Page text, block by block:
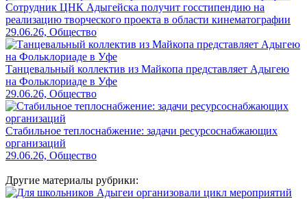
Сотрудник ЦНК Адыгейска получит госстипендию на
реализацию творческого проекта в области кинематографии
29.06.26, Общество
Танцевальный коллектив из Майкопа представляет Адыгею
на Фольклориаде в Уфе
29.06.26, Общество
Стабильное теплоснабжение: задачи ресурсоснабжающих
организаций
29.06.26, Общество
Другие материалы рубрики: